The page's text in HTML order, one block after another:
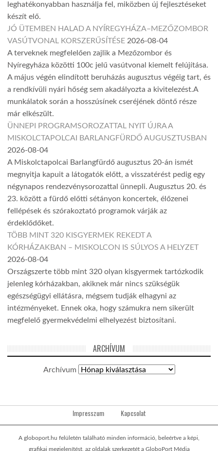
leghatékonyabban használja fel, miközben új fejlesztéseket
készít elő.
JÓ ÜTEMBEN HALAD A NYÍREGYHÁZA–MEZŐZOMBOR
VASÚTVONAL KORSZERŰSÍTÉSE 2026-08-04
A terveknek megfelelően zajlik a Mezőzombor és
Nyíregyháza közötti 100c jelű vasútvonal kiemelt felújítása.
A május végén elindított beruházás augusztus végéig tart, és
a rendkívüli nyári hőség sem akadályozta a kivitelezést.A
munkálatok során a hosszúsínek cseréjének döntő része
már elkészült.
ÜNNEPI PROGRAMSOROZATTAL NYIT ÚJRA A
MISKOLCTAPOLCAI BARLANGFÜRDŐ AUGUSZTUSBAN
2026-08-04
A Miskolctapolcai Barlangfürdő augusztus 20-án ismét
megnyitja kapuit a látogatók előtt, a visszatérést pedig egy
négynapos rendezvénysorozattal ünnepli. Augusztus 20. és
23. között a fürdő előtti sétányon koncertek, élőzenei
fellépések és szórakoztató programok várják az
érdeklődőket.
TÖBB MINT 320 KISGYERMEK REKEDT A
KÓRHÁZAKBAN – MISKOLCON IS SÚLYOS A HELYZET
2026-08-04
Országszerte több mint 320 olyan kisgyermek tartózkodik
jelenleg kórházakban, akiknek már nincs szükségük
egészségügyi ellátásra, mégsem tudják elhagyni az
intézményeket. Ennek oka, hogy számukra nem sikerült
megfelelő gyermekvédelmi elhelyezést biztosítani.
ARCHÍVUM
Archívum
Impresszum Kapcsolat
A globoport.hu felületén található minden információ, beleértve a képi,
grafikai megjelenítést, az oldalak szerkezetét a GloboPort Média